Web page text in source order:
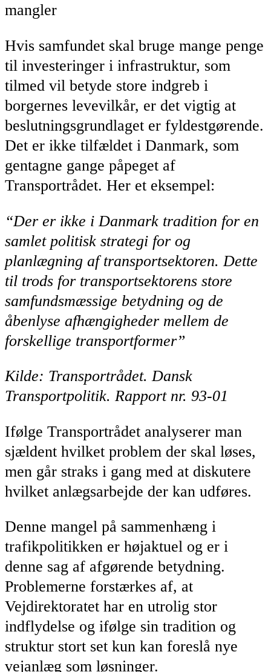
mangler
Hvis samfundet skal bruge mange penge
til investeringer i infrastruktur, som
tilmed vil betyde store indgreb i
borgernes levevilkår, er det vigtig at
beslutningsgrundlaget er fyldestgørende.
Det er ikke tilfældet i Danmark, som
gentagne gange påpeget af
Transportrådet. Her et eksempel:
“Der er ikke i Danmark tradition for en
samlet politisk strategi for og
planlægning af transportsektoren. Dette
til trods for transportsektorens store
samfundsmæssige betydning og de
åbenlyse afhængigheder mellem de
forskellige transportformer”
Kilde: Transportrådet. Dansk
Transportpolitik. Rapport nr. 93-01
Ifølge Transportrådet analyserer man
sjældent hvilket problem der skal løses,
men går straks i gang med at diskutere
hvilket anlægsarbejde der kan udføres.
Denne mangel på sammenhæng i
trafikpolitikken er højaktuel og er i
denne sag af afgørende betydning.
Problemerne forstærkes af, at
Vejdirektoratet har en utrolig stor
indflydelse og ifølge sin tradition og
struktur stort set kun kan foreslå nye
vejanlæg som løsninger.